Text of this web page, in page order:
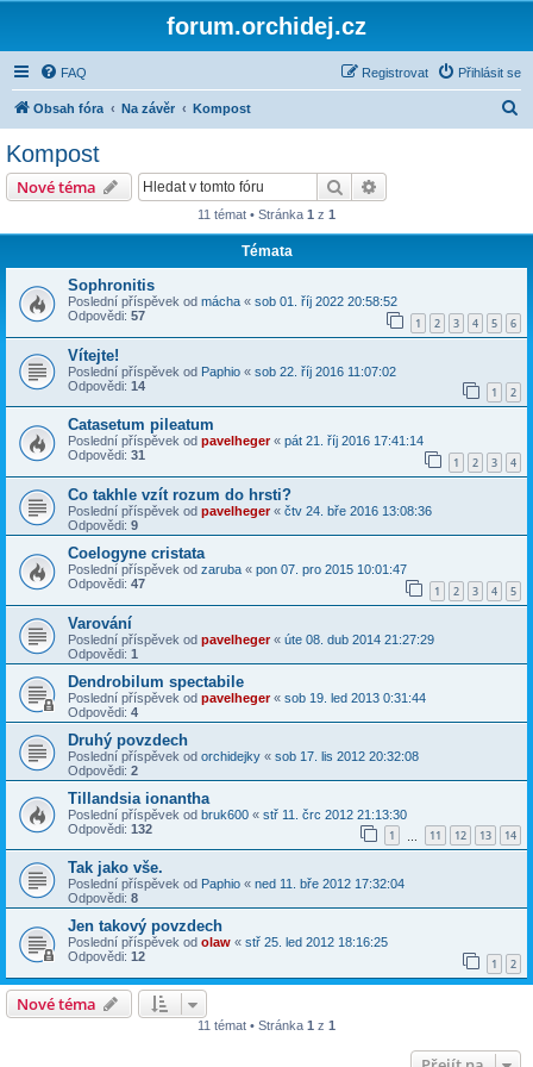
forum.orchidej.cz
FAQ Přihlásit se
Registrovat
Obsah fóra Na závěr Kompost
Kompost
Nové téma Hledat
11 témat • Stránka 1 z 1
Témata
Sophronitis
Poslední příspěvek od mácha « sob 01. říj 2022 20:58:52
Odpovědi: 57 1 2 3 4 5 6
Vítejte!
Poslední příspěvek od Paphio « sob 22. říj 2016 11:07:02
Odpovědi: 14 1 2
Catasetum pileatum
Poslední příspěvek od pavelheger« pát 21. říj 2016 17:41:14
Odpovědi: 31 1 2 3 4
Co takhle vzít rozum do hrsti?
Poslední příspěvek od pavelheger« čtv 24. bře 2016 13:08:36
Odpovědi: 9
Coelogyne cristata
Poslední příspěvek od zaruba « pon 07. pro 2015 10:01:47
Odpovědi: 47 1 2 3 4 5
Varování
Poslední příspěvek od pavelheger« úte 08. dub 2014 21:27:29
Odpovědi: 1
Dendrobilum spectabile
Poslední příspěvek od pavelheger« sob 19. led 2013 0:31:44
Odpovědi: 4
Druhý povzdech
Poslední příspěvek od orchidejky « sob 17. lis 2012 20:32:08
Odpovědi: 2
Tillandsia ionantha
Poslední příspěvek od bruk600 « stř 11. črc 2012 21:13:30
Odpovědi: 132 1 11 12 13 14
Tak jako vše.
Poslední příspěvek od Paphio « ned 11. bře 2012 17:32:04
Odpovědi: 8
Jen takový povzdech
Poslední příspěvek od olaw « stř 25. led 2012 18:16:25
Odpovědi: 12 1 2
Nové téma
11 témat • Stránka 1 z 1